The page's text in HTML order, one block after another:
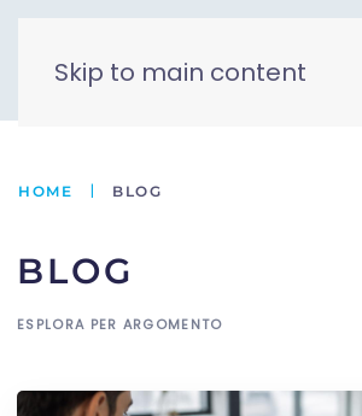
Skip to main content
HOME BLOG
BLOG
ESPLORA PER ARGOMENTO